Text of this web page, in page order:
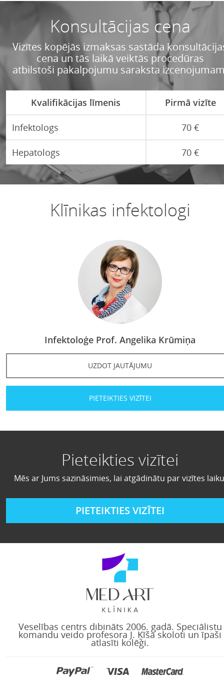
Konsultācijas cena
Vizītes kopējās izmaksas sastāda
cena un tās laikā veiktās procedūras
atbilstoši pakalpojumu saraksta
Kvalifikācijas līmenis Pirmā vizīte
Infektologs 70 €
Hepatologs 70 €
Klīnikas infektologi
Infektoloģe Prof. Angelika Krūmiņa
UZDOT JAUTĀJUMU
PIETEIKTIES VIZĪTEI
Pieteikties vizītei
Mēs ar Jums sazināsimies, lai atgādinātu par vizītes
PIETEIKTIES VIZĪTEI
Veselības centrs dibināts 2006. gadā. Speciālistu
komandu veido profesora J. Ķīša skoloti un īpaši
atlasīti kolēģi.